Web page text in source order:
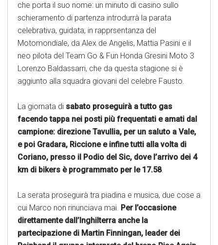
che porta il suo nome: un minuto di casino sullo
schieramento di partenza introdurrà la parata
celebrativa, guidata, in rapprsentanza del
Motomondiale, da Alex de Angelis, Mattia Pasini e il
neo pilota del Team Go & Fun Honda Gresini Moto 3
Lorenzo Baldassarri, che da questa stagione si è
aggiunto alla squadra giovani del celebre Fausto.
La giornata di sabato proseguirà a tutto gas
facendo tappa nei posti più frequentati e amati dal
campione: direzione Tavullia, per un saluto a Vale,
e poi Gradara, Riccione e infine tutti alla volta di
Coriano, presso il Podio del Sic, dove l’arrivo dei 4
km di bikers è programmato per le 17.58.
La serata proseguirà tra piadina e musica, due cose a
cui Marco non rinunciava mai. Per l’occasione
direttamente dall’Inghilterra anche la
partecipazione di Martin Finningan, leader dei